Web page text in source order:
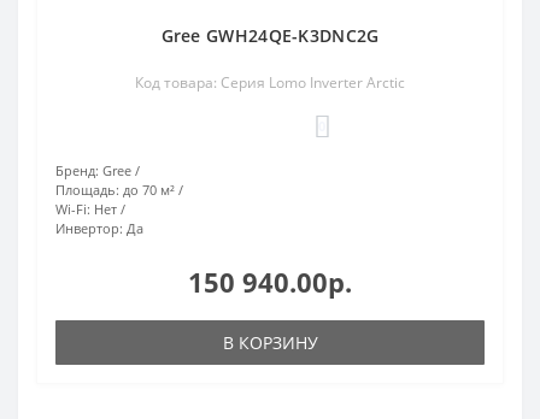
Gree GWH24QE-K3DNC2G
Код товара: Серия Lomo Inverter Arctic
Бренд: Gree
Площадь: до 70 м²
Wi-Fi: Нет
Инвертор: Да
150 940.00р.
В КОРЗИНУ